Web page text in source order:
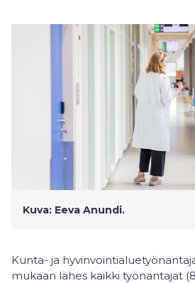
Kuva: Eeva Anundi.
Kunta- ja
mukaan lähes kaikki työnantajat